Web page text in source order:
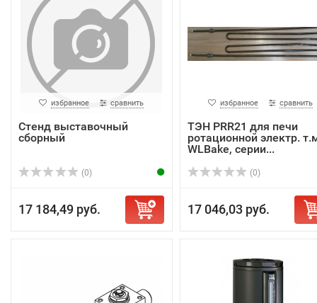
избранное сравнить
Стенд выставочный
сборный
(0)
17 184,49 руб.
избранное сравнить
ТЭН PRR21 для печи
ротационной электр.
WLBake, серии...
(0)
17 046,03 руб.